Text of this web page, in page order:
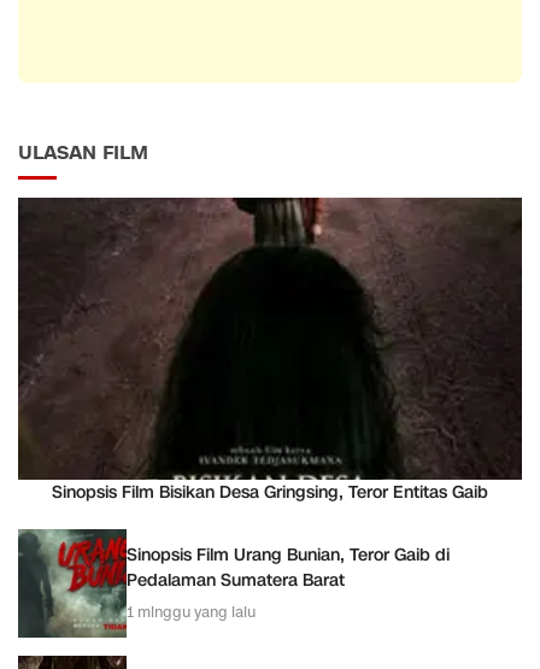
ULASAN FILM
Sinopsis Film Bisikan Desa Gringsing, Teror Entitas Gaib
Sinopsis Film Urang Bunian, Teror Gaib di
Pedalaman Sumatera Barat
1 minggu yang lalu